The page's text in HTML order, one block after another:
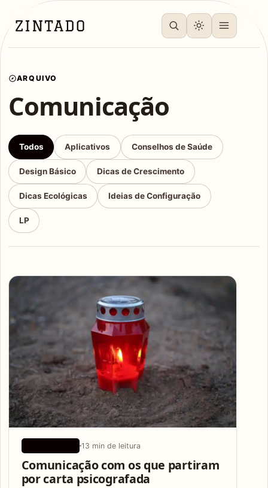
ARQUIVO
Comunicação
Todos Aplicativos Conselhos de Saúde
Design Básico Dicas de Crescimento
Dicas Ecológicas Ideias de Configuração
LP
Articles
13 min de leitura
Comunicação com os que partiram
por carta psicografada